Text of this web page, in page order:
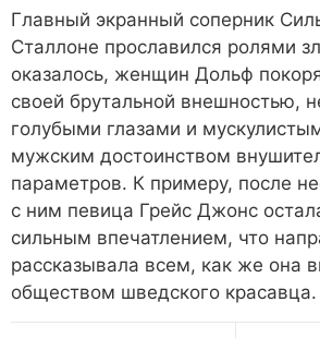
Главный экранный соперник
Сталлоне прославился ролями
оказалось, женщин Дольф
своей брутальной внешностью,
голубыми глазами и
мужским достоинством
параметров. К примеру, после
с ним певица Грейс Джонс
сильным впечатлением, что
рассказывала всем, как же она
обществом шведского красавца.